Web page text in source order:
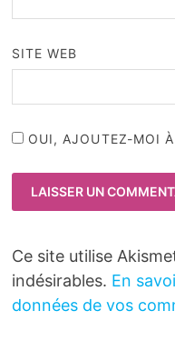
SITE WEB
OUI, AJOUTEZ-MOI À
Ce site utilise
indésirables. En
données de vos